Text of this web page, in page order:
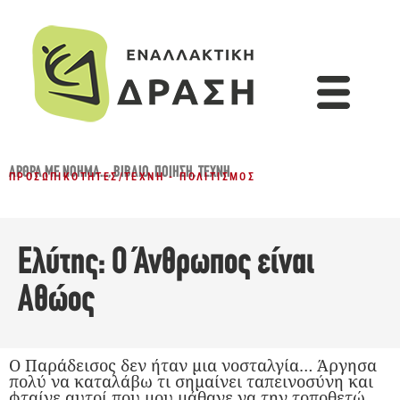
ΆΡΘΡΑ ΜΕ ΝΌΗΜΑ...,ΒΙΒΛΊΟ,ΠΟΊΗΣΗ,ΤΈΧΝΗ
ΠΡΟΣΩΠΙΚΌΤΗΤΕΣ/ΤΈΧΝΗ - ΠΟΛΙΤΙΣΜΌΣ
Ελύτης: Ο Άνθρωπος είναι
Αθώος
Ο Παράδεισος δεν ήταν μια νοσταλγία… Άργησα
πολύ να καταλάβω τι σημαίνει ταπεινοσύνη και